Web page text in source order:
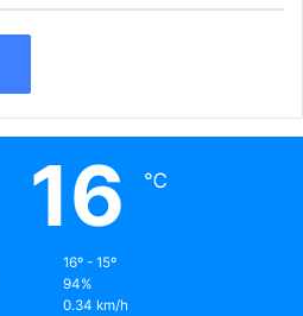
16 ℃
16º - 15º
94%
0.34 km/h